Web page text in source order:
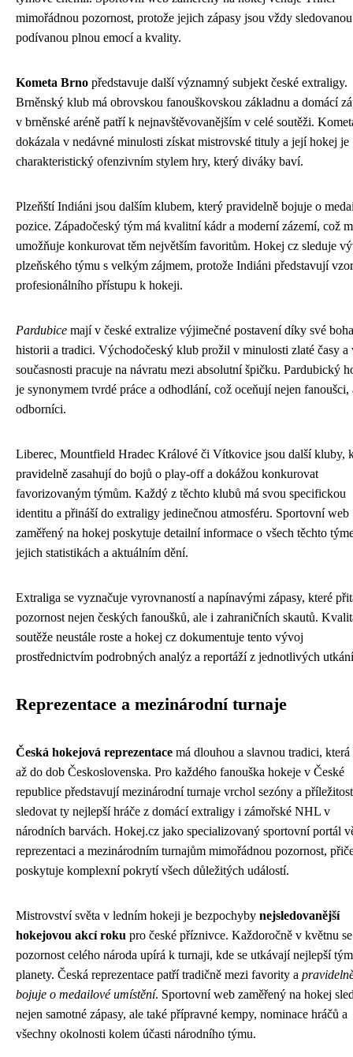
mimořádnou pozornost, protože jejich zápasy jsou vždy sledovanou
podívanou plnou emocí a kvality.
Kometa Brno představuje další významný subjekt české extraligy.
Brněnský klub má obrovskou fanouškovskou základnu a domácí
v brněnské aréně patří k nejnavštěvovanějším v celé soutěži.
dokázala v nedávné minulosti získat mistrovské tituly a její hokej je
charakteristický ofenzivním stylem hry, který diváky baví.
Plzeňští Indiáni jsou dalším klubem, který pravidelně bojuje o
pozice. Západočeský tým má kvalitní kádr a moderní zázemí, což
umožňuje konkurovat těm největším favoritům. Hokej cz sleduje
plzeňského týmu s velkým zájmem, protože Indiáni představují vzor
profesionálního přístupu k hokeji.
Pardubice mají v české extralize výjimečné postavení díky své
historii a tradici. Východočeský klub prožil v minulosti zlaté časy a
současnosti pracuje na návratu mezi absolutní špičku. Pardubický
je synonymem tvrdé práce a odhodlání, což oceňují nejen fanoušci,
odborníci.
Liberec, Mountfield Hradec Králové či Vítkovice jsou další kluby,
pravidelně zasahují do bojů o play-off a dokážou konkurovat
favorizovaným týmům. Každý z těchto klubů má svou specifickou
identitu a přináší do extraligy jedinečnou atmosféru. Sportovní web
zaměřený na hokej poskytuje detailní informace o všech těchto
jejich statistikách a aktuálním dění.
Extraliga se vyznačuje vyrovnaností a napínavými zápasy, které
pozornost nejen českých fanoušků, ale i zahraničních skautů.
soutěže neustále roste a hokej cz dokumentuje tento vývoj
prostřednictvím podrobných analýz a reportáží z jednotlivých
Reprezentace a mezinárodní turnaje
Česká hokejová reprezentace má dlouhou a slavnou tradici, která
až do dob Československa. Pro každého fanouška hokeje v České
republice představují mezinárodní turnaje vrchol sezóny a příležitost
sledovat ty nejlepší hráče z domácí extraligy i zámořské NHL v
národních barvách. Hokej.cz jako specializovaný sportovní portál
reprezentaci a mezinárodním turnajům mimořádnou pozornost,
poskytuje komplexní pokrytí všech důležitých událostí.
Mistrovství světa v ledním hokeji je bezpochyby nejsledovanější
hokejovou akcí roku pro české příznivce. Každoročně v květnu se
pozornost celého národa upírá k turnaji, kde se utkávají nejlepší
planety. Česká reprezentace patří tradičně mezi favority a
bojuje o medailové umístění. Sportovní web zaměřený na hokej
nejen samotné zápasy, ale také přípravné kempy, nominace hráčů a
všechny okolnosti kolem účasti národního týmu.